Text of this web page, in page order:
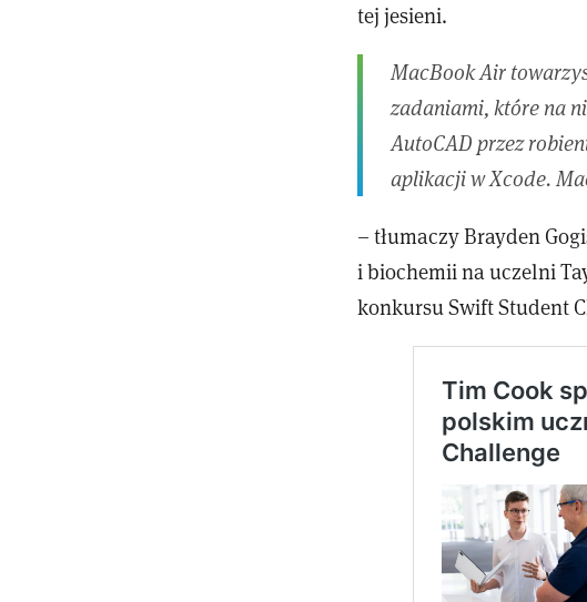
tej jesieni.
MacBook Air
zadaniami, które na
AutoCAD przez
aplikacji w Xcode.
– tłumaczy Brayden
i biochemii na uczelni
konkursu Swift Student